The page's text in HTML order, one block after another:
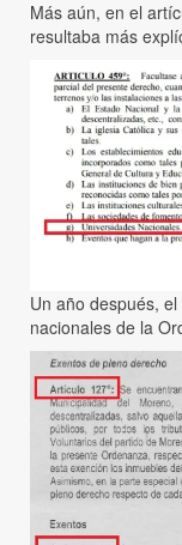
Más aún, en el
resultaba más
Un año después,
nacionales de la